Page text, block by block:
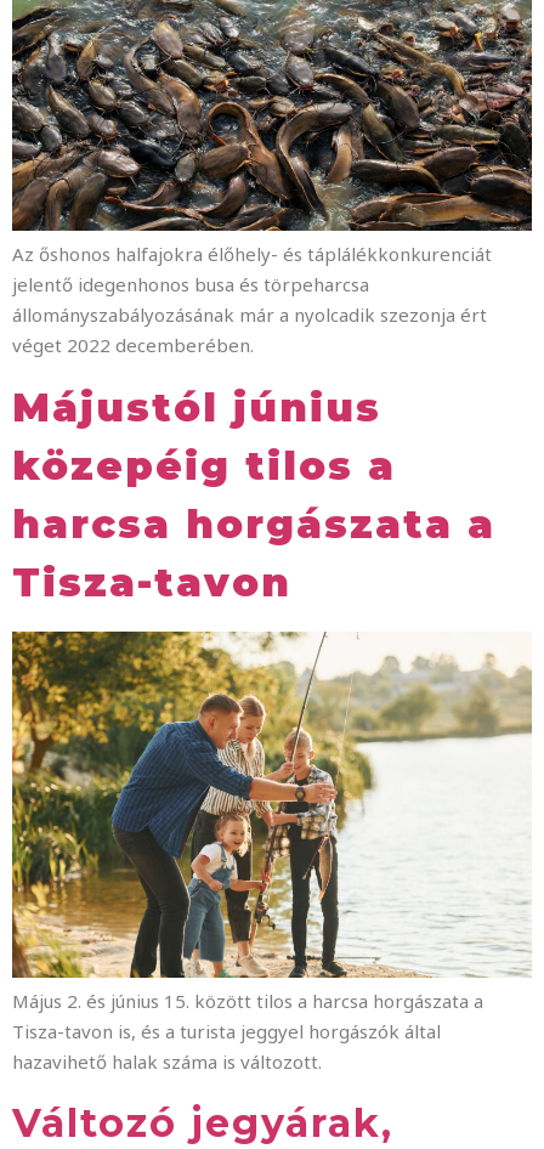
Az őshonos halfajokra élőhely- és táplálékkonkurenciát
jelentő idegenhonos busa és törpeharcsa
állományszabályozásának már a nyolcadik szezonja ért
véget 2022 decemberében.
Májustól június
közepéig tilos a
harcsa horgászata a
Tisza-tavon
Május 2. és június 15. között tilos a harcsa horgászata a
Tisza-tavon is, és a turista jeggyel horgászók által
hazavihető halak száma is változott.
Változó jegyárak,